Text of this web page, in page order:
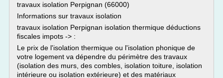
travaux isolation Perpignan (66000)
Informations sur travaux isolation
travaux isolation Perpignan isolation thermique déductions
fiscales impots -> :
Le prix de l'isolation thermique ou l'isolation phonique de
votre logement va dépendre du périmètre des travaux
(isolation des murs, des combles, isolation toiture, isolation
intérieure ou isolation extérieure) et des matériaux